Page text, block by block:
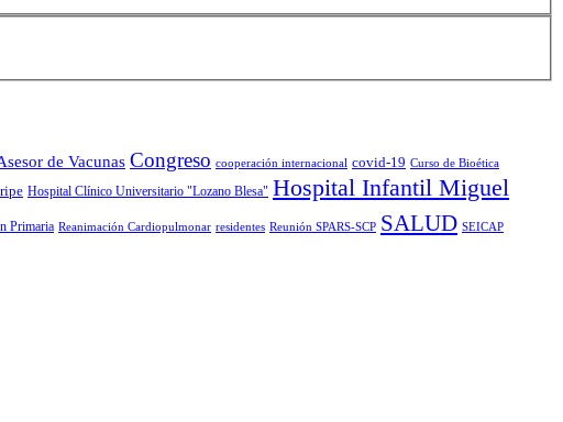
de Vacunas Congreso cooperación internacional covid-19 Curso de Bioética
Hospital Clínico Universitario "Lozano Blesa" Hospital Infantil Miguel
Primaria Reanimación Cardiopulmonar residentes Reunión SPARS-SCP SALUD SEICAP